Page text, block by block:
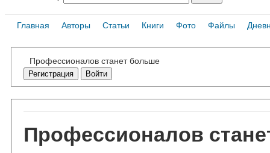
Главная Авторы Статьи Книги Фото Файлы
Профессионалов станет больше
Регистрация Войти
Профессионалов